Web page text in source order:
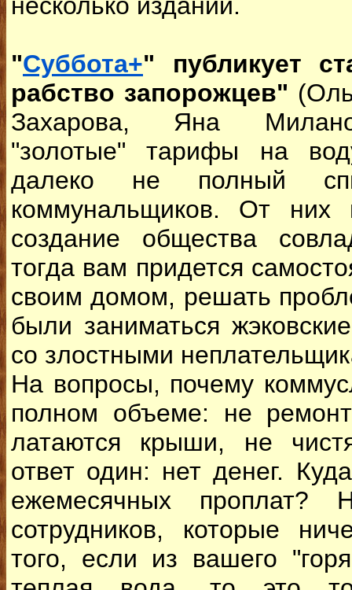
"Суббота+" публикует
рабство запорожцев"
Захарова, Яна
"золотые" тарифы на
далеко не полный
коммунальщиков. От
создание общества
тогда вам придется
своим домом, решать
были заниматься
со злостными
На вопросы, почему
полном объеме: не
латаются крыши, не
ответ один: нет денег.
ежемесячных
сотрудников, которые
того, если из вашего